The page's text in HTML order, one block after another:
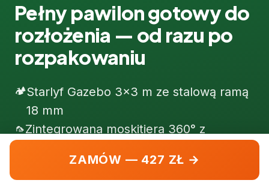
Pełny pawilon gotowy do
rozłożenia — od razu po
rozpakowaniu
🏕️Starlyf Gazebo 3×3 m ze stalową ramą
18 mm
🦟Zintegrowana moskitiera 360° z
Dach z powłoką UV i impregnacją
ZAMÓW — 427 ZŁ →